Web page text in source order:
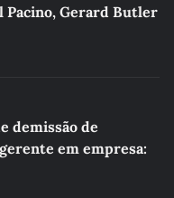
Pacino, Gerard Butler
demissão de
em empresa: